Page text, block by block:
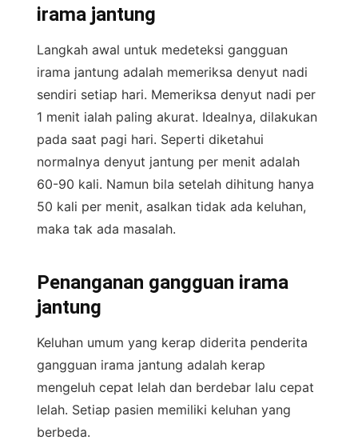
irama jantung
Langkah awal untuk medeteksi gangguan
irama jantung adalah memeriksa denyut nadi
sendiri setiap hari. Memeriksa denyut nadi per
1 menit ialah paling akurat. Idealnya, dilakukan
pada saat pagi hari. Seperti diketahui
normalnya denyut jantung per menit adalah
60-90 kali. Namun bila setelah dihitung hanya
50 kali per menit, asalkan tidak ada keluhan,
maka tak ada masalah.
Penanganan gangguan irama
jantung
Keluhan umum yang kerap diderita penderita
gangguan irama jantung adalah kerap
mengeluh cepat lelah dan berdebar lalu cepat
lelah. Setiap pasien memiliki keluhan yang
berbeda.